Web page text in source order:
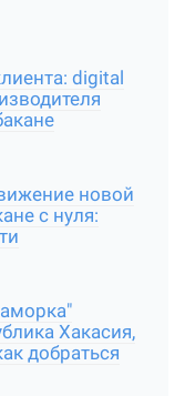
digital
новой
с нуля:
Хакасия,
добраться